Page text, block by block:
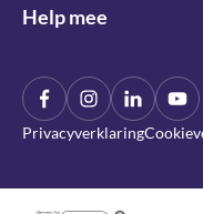
Help mee
Privacyverklaring
FacebookInstagram
LinkIn